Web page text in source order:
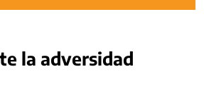
la adversidad